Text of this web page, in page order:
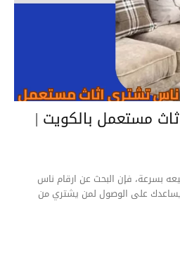
مستعمل بالكويت |
بسرعة، فإن البحث عن ارقام ناس
على الوصول لمن يشتري من